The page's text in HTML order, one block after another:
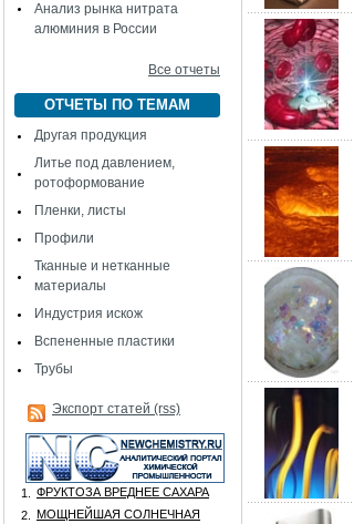
Анализ рынка нитрата
алюминия в России
Все отчеты
ОТЧЕТЫ ПО ТЕМАМ
Другая продукция
Литье под давлением,
ротоформование
Пленки, листы
Профили
Тканные и нетканные
материалы
Индустрия искож
Вспененные пластики
Трубы
Экспорт статей (rss)
1.
ФРУКТОЗА ВРЕДНЕЕ САХАРА
2.
МОЩНЕЙШАЯ СОЛНЕЧНАЯ